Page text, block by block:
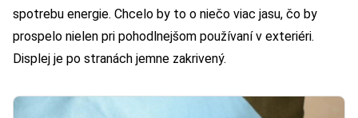
spotrebu energie. Chcelo by to o niečo viac jasu, čo by
prospelo nielen pri pohodlnejšom používaní v exteriéri.
Displej je po stranách jemne zakrivený.